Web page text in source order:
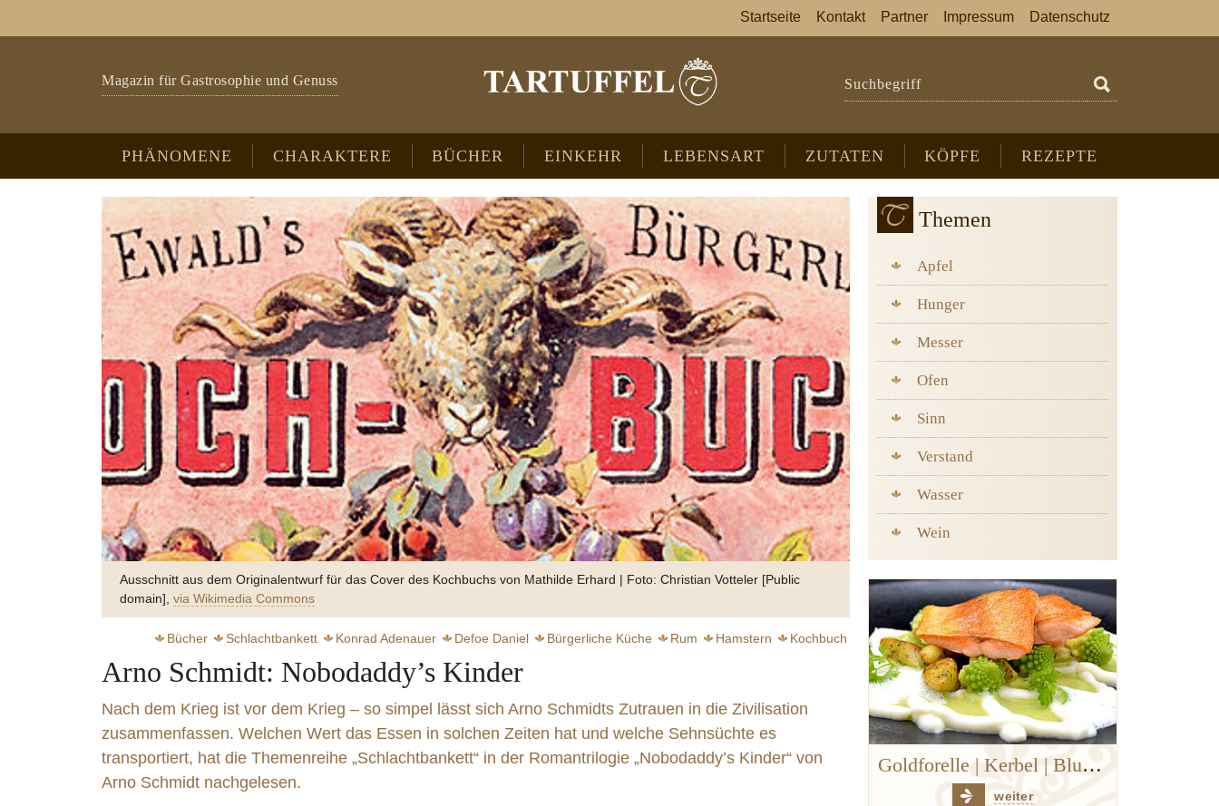
Magazin für Gastrosophie und Genuss Suchbegriff
PHÄNOMENE CHARAKTERE BÜCHER EINKEHR LEBENSART ZUTATEN KÖPFE REZEPTE
Startseite Kontakt Partner Impressum Datenschutz
Ausschnitt aus dem Originalentwurf für das Cover des Kochbuchs von Mathilde Erhard | Foto: Christian Votteler [Public
domain], via Wikimedia Commons
Bücher Schlachtbankett Konrad Adenauer Defoe Daniel Bürgerliche Küche Rum Hamstern
Kochbuch
Braten
Arno Schmidt: Nobodaddy’s Kinder
Nach dem Krieg ist vor dem Krieg – so simpel lässt sich Arno Schmidts Zutrauen in die Zivilisation
zusammenfassen. Welchen Wert das Essen in solchen Zeiten hat und welche Sehnsüchte es
transportiert, hat die Themenreihe „Schlachtbankett“ in der Romantrilogie „Nobodaddy’s Kinder“ von
Arno Schmidt nachgelesen.
Themen
Apfel
Hunger
Messer
Ofen
Sinn
Verstand
Wasser
Wein
Zart schwebender Genuss Goldforelle | Kerbel | Blumenkohl | Hanf Saiblingstatar
weiter